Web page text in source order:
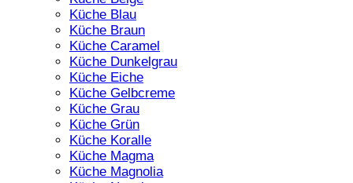
Küche Blau
Küche Braun
Küche Caramel
Küche Dunkelgrau
Küche Eiche
Küche Gelbcreme
Küche Grau
Küche Grün
Küche Koralle
Küche Magma
Küche Magnolia